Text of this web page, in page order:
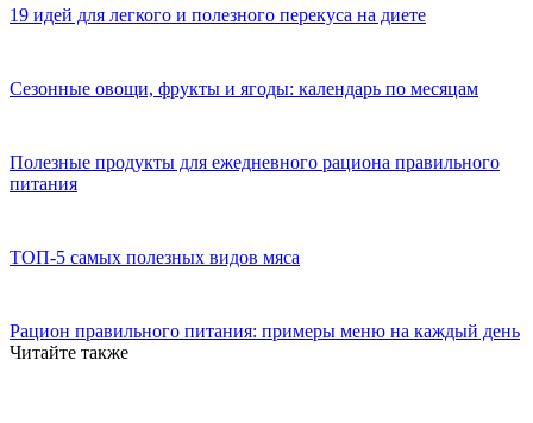
19 идей для легкого и полезного перекуса на диете
Сезонные овощи, фрукты и ягоды: календарь по месяцам
Полезные продукты для ежедневного рациона правильного
питания
ТОП-5 самых полезных видов мяса
Рацион правильного питания: примеры меню на каждый день
Читайте также